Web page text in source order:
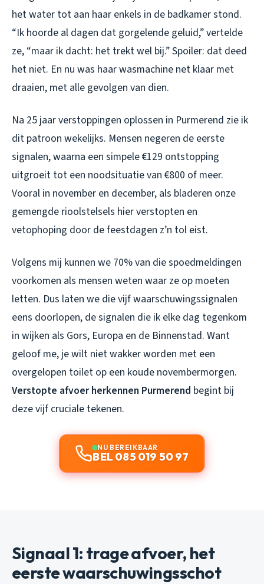
het water tot aan haar enkels in de badkamer stond.
“Ik hoorde al dagen dat gorgelende geluid,” vertelde
ze, “maar ik dacht: het trekt wel bij.” Spoiler: dat deed
het niet. En nu was haar wasmachine net klaar met
draaien, met alle gevolgen van dien.
Na 25 jaar verstoppingen oplossen in Purmerend zie ik
dit patroon wekelijks. Mensen negeren de eerste
signalen, waarna een simpele €129 ontstopping
uitgroeit tot een noodsituatie van €800 of meer.
Vooral in november en december, als bladeren onze
gemengde rioolstelsels hier verstopten en
vetophoping door de feestdagen z’n tol eist.
Volgens mij kunnen we 70% van die spoedmeldingen
voorkomen als mensen weten waar ze op moeten
letten. Dus laten we die vijf waarschuwingssignalen
eens doorlopen, de signalen die ik elke dag tegenkom
in wijken als Gors, Europa en de Binnenstad. Want
geloof me, je wilt niet wakker worden met een
overgelopen toilet op een koude novembermorgen.
Verstopte afvoer herkennen Purmerend begint bij
deze vijf cruciale tekenen.
NU BEREIKBAAR
BEL 085 019 50 97
Signaal 1: trage afvoer, het
eerste waarschuwingsschot